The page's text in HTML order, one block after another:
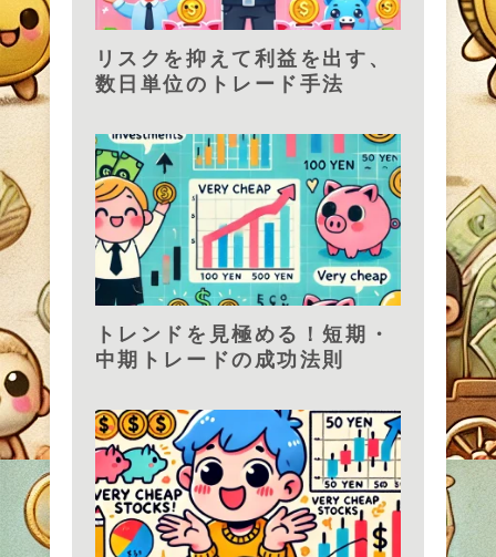
リスクを抑えて利益を出す、
数日単位のトレード手法
トレンドを見極める！短期・
中期トレードの成功法則